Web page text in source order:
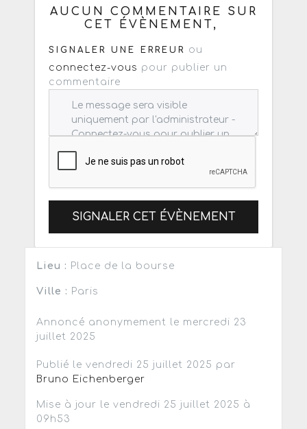
AUCUN COMMENTAIRE SUR
CET ÉVÈNEMENT,
SIGNALER UNE ERREUR ou
connectez-vous pour publier un
commentaire
SIGNALER CET ÉVÈNEMENT
Lieu : Place de la bourse
Ville : Paris
Annoncé anonymement le mercredi 23
juillet 2025
Publié le vendredi 25 juillet 2025 par
Bruno Eichenberger
Mise à jour le vendredi 25 juillet 2025 à
09h53